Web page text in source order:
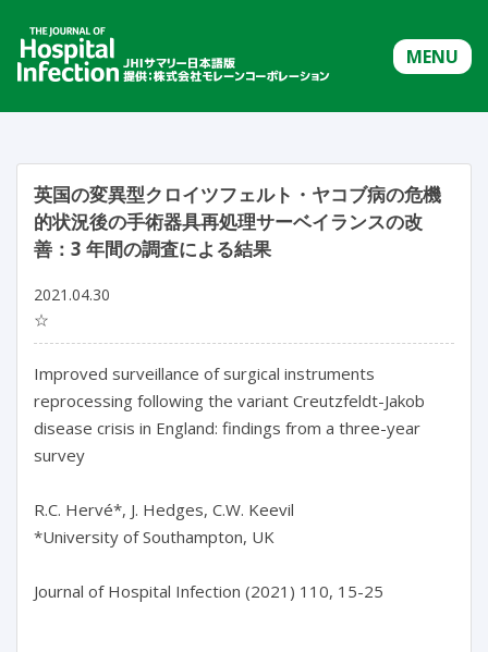
MENU
英国の変異型クロイツフェルト・ヤコブ病の危機
的状況後の手術器具再処理サーベイランスの改
善：3 年間の調査による結果
2021.04.30
☆
Improved surveillance of surgical instruments
reprocessing following the variant Creutzfeldt-Jakob
disease crisis in England: findings from a three-year
survey
R.C. Hervé*, J. Hedges, C.W. Keevil
*University of Southampton, UK
Journal of Hospital Infection (2021) 110, 15-25